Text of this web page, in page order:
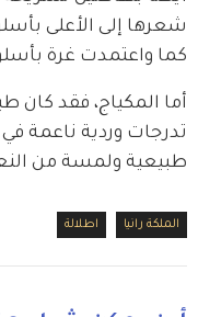
شعرها إلى الأعلى
كما واعتمدت غرة
أما المكياج، فقد كان
تدرجات وردية ناعمة
طبيعية ولمسة من
الملكة رانيا اطلالة